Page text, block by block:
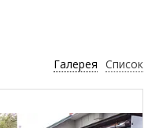
Галерея Список